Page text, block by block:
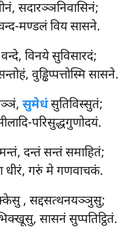
सदारञ्ञनिवासिनं;
मण्डलं विय सासने.
विनये सुविसारदं;
वुड्ढिप्पत्तोस्मि सासने.
सुमेधंसुतिविस्सुतं;
परिसुद्धगुणोदयं.
दन्तं सन्तं समाहितं;
धीरं, गरुं मे गणवाचकं.
, सद्दसत्थनयञ्ञुसु;
सासनं सुप्पतिट्ठितं.